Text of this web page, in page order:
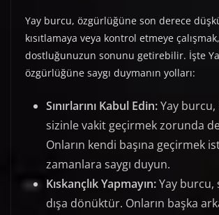
Yay burcu, özgürlüğüne son derece
kısıtlamaya veya kontrol etmeye çalışmak,
dostluğunuzun sonunu getirebilir. İşte
özgürlüğüne saygı duymanın yolları:
Sınırlarını Kabul Edin:Yay
sizinle vakit geçirmek zorunda
Onların kendi başına geçirmek
zamanlara saygı duyun.
Kıskançlık Yapmayın:Yay burcu,
dışa dönüktür. Onların başka